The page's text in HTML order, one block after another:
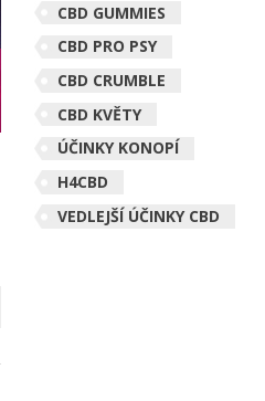
CBD GUMMIES
CBD PRO PSY
CBD CRUMBLE
CBD KVĚTY
ÚČINKY KONOPÍ
H4CBD
VEDLEJŠÍ ÚČINKY CBD